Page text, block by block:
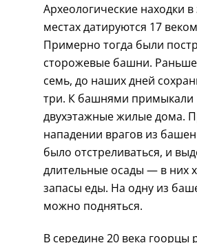
Археологические находки
местах датируются 17
Примерно тогда были
сторожевые башни.
семь, до наших дней
три. К башнями примыкали
двухэтажные жилые дома.
нападении врагов из
было отстреливаться, и
длительные осады — в них
запасы еды. На одну из
можно подняться.
В середине 20 века гоорцы